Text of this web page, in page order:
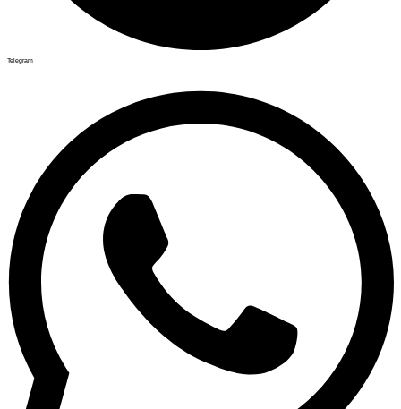
Telegram